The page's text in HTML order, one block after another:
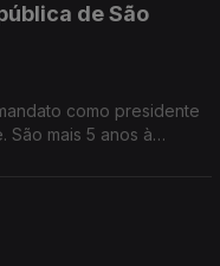
de São
como presidente
São mais 5 anos à